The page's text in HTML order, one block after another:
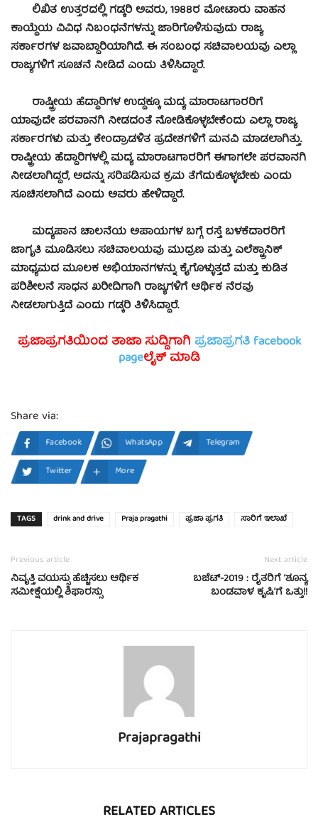
ಲಿಖಿತ ಉತ್ತರದಲ್ಲಿ ಗಡ್ಕರಿ ಅವರು, 1988ರ ಮೋಟಾರು ವಾಹನ
ಕಾಯ್ದೆಯ ವಿವಿಧ ನಿಬಂಧನೆಗಳನ್ನು ಜಾರಿಗೊಳಿಸುವುದು ರಾಜ್ಯ
ಸರ್ಕಾರಗಳ ಜವಾಬ್ದಾರಿಯಾಗಿದೆ. ಈ ಸಂಬಂಧ ಸಚಿವಾಲಯವು ಎಲ್ಲಾ
ರಾಜ್ಯಗಳಿಗೆ ಸೂಚನೆ ನೀಡಿದೆ ಎಂದು ತಿಳಿಸಿದ್ದಾರೆ.
ರಾಷ್ಟ್ರೀಯ ಹೆದ್ದಾರಿಗಳ ಉದ್ದಕ್ಕೂ ಮದ್ಯ ಮಾರಾಟಗಾರರಿಗೆ
ಯಾವುದೇ ಪರವಾನಗಿ ನೀಡದಂತೆ ನೋಡಿಕೊಳ್ಳಬೇಕೆಂದು ಎಲ್ಲಾ ರಾಜ್ಯ
ಸರ್ಕಾರಗಳು ಮತ್ತು ಕೇಂದ್ರಾಡಳಿತ ಪ್ರದೇಶಗಳಿಗೆ ಮನವಿ ಮಾಡಲಾಗಿತ್ತು.
ರಾಷ್ಟ್ರೀಯ ಹೆದ್ದಾರಿಗಳಲ್ಲಿ ಮದ್ಯ ಮಾರಾಟಗಾರರಿಗೆ ಈಗಾಗಲೇ ಪರವಾನಗಿ
ನೀಡಲಾಗಿದ್ದರೆ, ಅದನ್ನು ಸರಿಪಡಿಸುವ ಕ್ರಮ ತೆಗೆದುಕೊಳ್ಳಬೇಕು ಎಂದು
ಸೂಚಿಸಲಾಗಿದೆ ಎಂದು ಅವರು ಹೇಳಿದ್ದಾರೆ.
ಮದ್ಯಪಾನ ಚಾಲನೆಯ ಅಪಾಯಗಳ ಬಗ್ಗೆ ರಸ್ತೆ ಬಳಕೆದಾರರಿಗೆ
ಜಾಗೃತಿ ಮೂಡಿಸಲು ಸಚಿವಾಲಯವು ಮುದ್ರಣ ಮತ್ತು ಎಲೆಕ್ಟ್ರಾನಿಕ್
ಮಾಧ್ಯಮದ ಮೂಲಕ ಅಭಿಯಾನಗಳನ್ನು ಕೈಗೊಳ್ಳುತ್ತದೆ ಮತ್ತು ಕುಡಿತ
ಪರಿಶೀಲನೆ ಸಾಧನ ಖರೀದಿಗಾಗಿ ರಾಜ್ಯಗಳಿಗೆ ಆರ್ಥಿಕ ನೆರವು
ನೀಡಲಾಗುತ್ತಿದೆ ಎಂದು ಗಡ್ಕರಿ ತಿಳಿಸಿದ್ದಾರೆ.
ಪ್ರಜಾಪ್ರಗತಿಯಿಂದ ತಾಜಾ ಸುದ್ದಿಗಾಗಿ ಪ್ರಜಾಪ್ರಗತಿ facebook
pageಲೈಕ್ ಮಾಡಿ
Share via:
Facebook WhatsApp
Telegram
Twitter
More
TAGS drink and drive Praja pragathi ಪ್ರಜಾ ಪ್ರಗತಿ ಸಾರಿಗೆ ಇಲಾಖೆ
Previous article
ನಿವೃತ್ತಿ ವಯಸ್ಸು ಹೆಚ್ಚಿಸಲು ಆರ್ಥಿಕ
ಸಮೀಕ್ಷೆಯಲ್ಲಿ ಶಿಫಾರಸ್ಸು
Next article
ಬಜೆಟ್-2019 : ರೈತರಿಗೆ ‘ಶೂನ್ಯ
ಬಂಡವಾಳ ಕೃಷಿ’ಗೆ ಒತ್ತು!!
Prajapragathi
RELATED ARTICLES